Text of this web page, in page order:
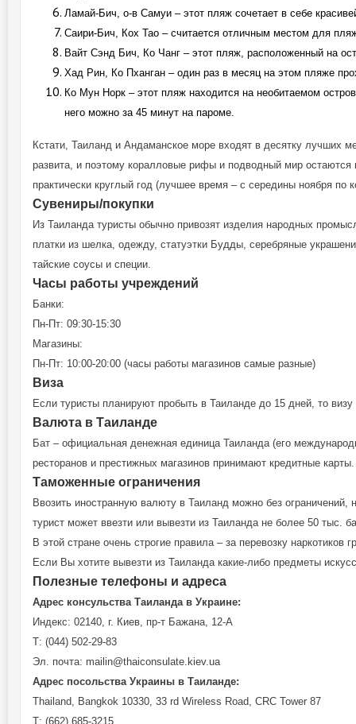
Ламай-Бич, о-в Самуи – этот пляж сочетает в себе
Саири-Бич, Кох Тао – считается отличным местом для
Вайт Сэнд Бич, Ко Чанг – этот пляж, расположенный на
Хад Рин, Ко Пханган – один раз в месяц на этом пляже
Ко Мун Норк – этот пляж находится на необитаемом
него можно за 45 минут на пароме.
Кстати, Таиланд и Андаманское море входят в десятку лучших
развита, и поэтому коралловые рифы и подводный мир
практически круглый год (лучшее время – с середины ноября по
Сувениры/покупки
Из Таиланда туристы обычно привозят изделия народных
платки из шелка, одежду, статуэтки Будды, серебряные
тайские соусы и специи.
Часы работы учреждений
Банки:
Пн-Пт: 09:30-15:30
Магазины:
Пн-Пт: 10:00-20:00 (часы работы магазинов самые разные)
Виза
Если туристы планируют пробыть в Таиланде до 15 дней, то
Валюта в Таиланде
Бат – официальная денежная единица Таиланда (его
ресторанов и престижных магазинов принимают кредитные карты.
Таможенные ограничения
Ввозить иностранную валюту в Таиланд можно без
турист может ввезти или вывезти из Таиланда не более 50 тыс.
В этой стране очень строгие правила – за перевозку наркотиков
Если Вы хотите вывезти из Таиланда какие-либо предметы
Полезные телефоны и адреса
Адрес консульства Таиланда в Украине:
Индекс: 02140, г. Киев, пр-т Бажана, 12-А
Т: (044) 502-29-83
Эл. почта: mailin@thaiconsulate.kiev.ua
Адрес посольства Украины в Таиланде:
Thailand, Bangkok 10330, 33 rd Wireless Road, CRC Tower 87
Т: (662) 685-3215